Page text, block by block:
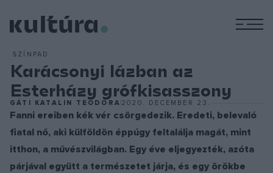
SZÍNPAD
Karácsonyi lázban az
Esterházy grófkisasszony
GÁTI KATALIN TEODÓRA 2020. DECEMBER 23.
Fanni ereiben kék vér csörgedezik. Eredeti, belevaló
fiatal nő, aki külföldön éppúgy feltalálja magát, mint
itthon, a művészvilágban. Egy éve eljegyezték, azóta
párjával együtt a természetet járja, és egy örökbe